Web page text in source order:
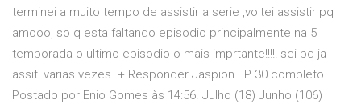
terminei a muito tempo de assistir a serie ,voltei assistir pq
amooo, so q esta faltando episodio principalmente na 5
temporada o ultimo episodio o mais imprtante!!!!! sei pq ja
assiti varias vezes. + Responder Jaspion EP 30 completo
Postado por Enio Gomes às 14:56. Julho (18) Junho (106)